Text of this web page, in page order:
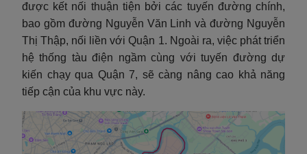
được kết nối thuận tiện bởi các tuyến đường chính,
bao gồm đường Nguyễn Văn Linh và đường Nguyễn
Thị Thập, nối liền với Quận 1. Ngoài ra, việc phát triển
hệ thống tàu điện ngầm cùng với tuyến đường dự
kiến chạy qua Quận 7, sẽ càng nâng cao khả năng
tiếp cận của khu vực này.